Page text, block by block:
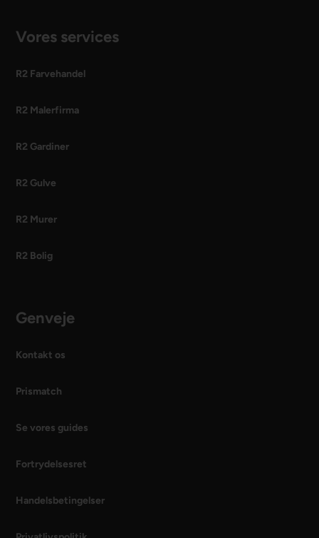
Vores services
R2 Farvehandel
R2 Malerfirma
R2 Gardiner
R2 Gulve
R2 Murer
R2 Bolig
Genveje
Kontakt os
Prismatch
Se vores guides
Fortrydelsesret
Handelsbetingelser